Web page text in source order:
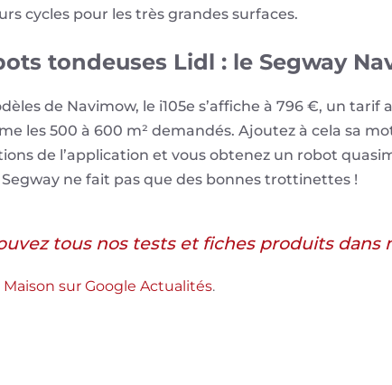
cycles pour les très grandes surfaces.
tondeuses Lidl : le Segway
de Navimow, le i105e s’affiche à 796 €, un
les 500 à 600 m² demandés. Ajoutez à cela sa
de l’application et vous obtenez un robot
ne fait pas que des bonnes trottinettes !
tous nos tests et fiches produits dans
sur Google Actualités.